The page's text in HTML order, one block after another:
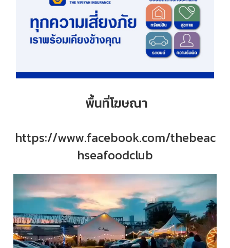
พื้นที่โฆษณา
https://www.facebook.com/thebeac
hseafoodclub